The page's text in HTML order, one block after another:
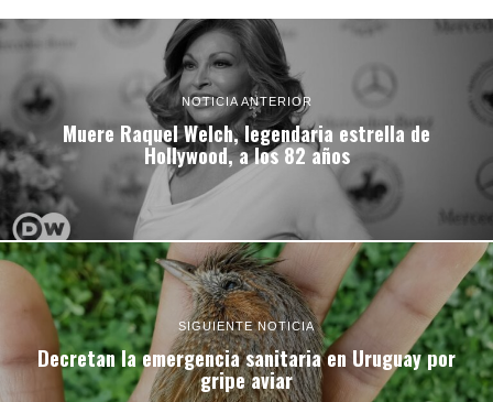
NOTICIA ANTERIOR
Muere Raquel Welch, legendaria estrella de
Hollywood, a los 82 años
SIGUIENTE NOTICIA
Decretan la emergencia sanitaria en Uruguay por
gripe aviar